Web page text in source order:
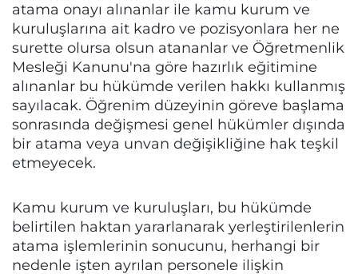
atama onayı alınanlar ile kamu kurum ve
kuruluşlarına ait kadro ve pozisyonlara her ne
surette olursa olsun atananlar ve Öğretmenlik
Mesleği Kanunu'na göre hazırlık eğitimine
alınanlar bu hükümde verilen hakkı kullanmış
sayılacak. Öğrenim düzeyinin göreve başlama
sonrasında değişmesi genel hükümler dışında
bir atama veya unvan değişikliğine hak teşkil
etmeyecek.
Kamu kurum ve kuruluşları, bu hükümde
belirtilen haktan yararlanarak yerleştirilenlerin
atama işlemlerinin sonucunu, herhangi bir
nedenle işten ayrılan personele ilişkin